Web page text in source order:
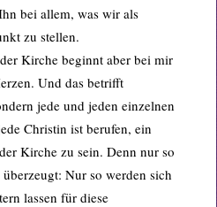
bei allem, was wir als
zu stellen.
Kirche beginnt aber bei mir
Und das betrifft
jede und jeden einzelnen
Christin ist berufen, ein
Kirche zu sein. Denn nur so
Nur so werden sich
lassen für diese